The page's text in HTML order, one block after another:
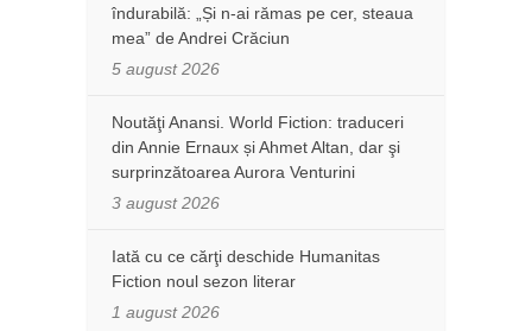
îndurabilă: „Și n-ai rămas pe cer, steaua
mea” de Andrei Crăciun
5 august 2026
Noutăţi Anansi. World Fiction: traduceri
din Annie Ernaux și Ahmet Altan, dar şi
surprinzătoarea Aurora Venturini
3 august 2026
Iată cu ce cărţi deschide Humanitas
Fiction noul sezon literar
1 august 2026